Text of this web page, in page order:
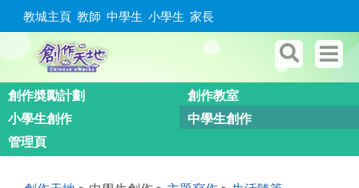
教城主頁 教師 中學生 小學生 家長
創作奬勵計劃
創作教室
小學生創作
中學生創作
管理頁